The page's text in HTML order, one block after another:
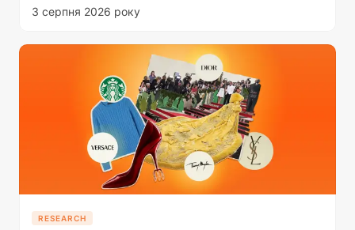
3 серпня 2026 року
RESEARCH